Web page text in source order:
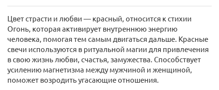
Цвет страсти и любви — красный, относится к стихии
Огонь, которая активирует внутреннюю энергию
человека, помогая тем самым двигаться дальше. Красные
свечи используются в ритуальной магии для привлечения
в свою жизнь любви, счастья, замужества. Способствует
усилению магнетизма между мужчиной и женщиной,
поможет возродить угасающие отношения.